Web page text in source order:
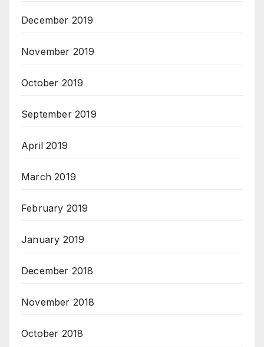
December 2019
November 2019
October 2019
September 2019
April 2019
March 2019
February 2019
January 2019
December 2018
November 2018
October 2018